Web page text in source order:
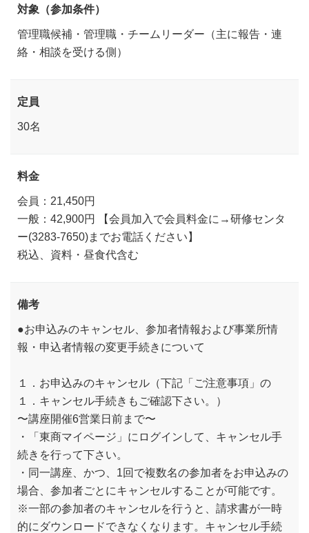
対象（参加条件）
管理職候補・管理職・チームリーダー（主に報告・連
絡・相談を受ける側）
定員
30名
料金
会員：21,450円
一般：42,900円 【会員加入で会員料金に→研修センタ
ー(3283-7650)までお電話ください】
税込、資料・昼食代含む
備考
●お申込みのキャンセル、参加者情報および事業所情
報・申込者情報の変更手続きについて
１．お申込みのキャンセル（下記「ご注意事項」の
１．キャンセル手続きもご確認下さい。）
〜講座開催6営業日前まで〜
・「東商マイページ」にログインして、キャンセル手
続きを行って下さい。
・同一講座、かつ、1回で複数名の参加者をお申込みの
場合、参加者ごとにキャンセルすることが可能です。
※一部の参加者のキャンセルを行うと、請求書が一時
的にダウンロードできなくなります。キャンセル手続